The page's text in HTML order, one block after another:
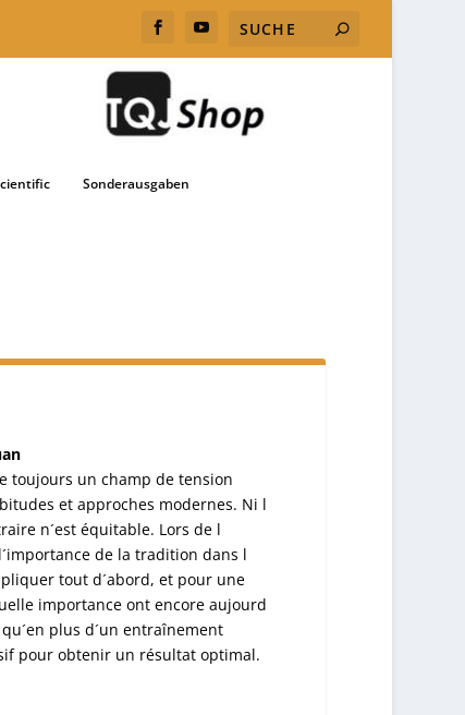
Sonderausgaben
toujours un champ de tension
et approches modernes. Ni l
n´est équitable. Lors de l
de la tradition dans l
tout d´abord, et pour une
importance ont encore aujourd
plus d´un entraînement
pour obtenir un résultat optimal.